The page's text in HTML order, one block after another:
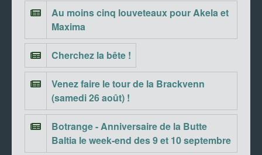
Au moins cinq louveteaux pour Akela et
Maxima
Cherchez la bête !
Venez faire le tour de la Brackvenn
(samedi 26 août) !
Botrange - Anniversaire de la Butte
Baltia le week-end des 9 et 10 septembre